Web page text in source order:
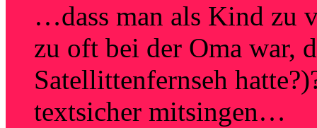
…dass man als Kind zu
zu oft bei der Oma war,
Satellittenfernseh
textsicher mitsingen…